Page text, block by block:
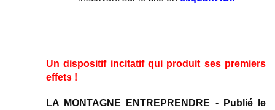
Un dispositif incitatif qui produit ses premiers
effets !
LA MONTAGNE ENTREPRENDRE - Publié le